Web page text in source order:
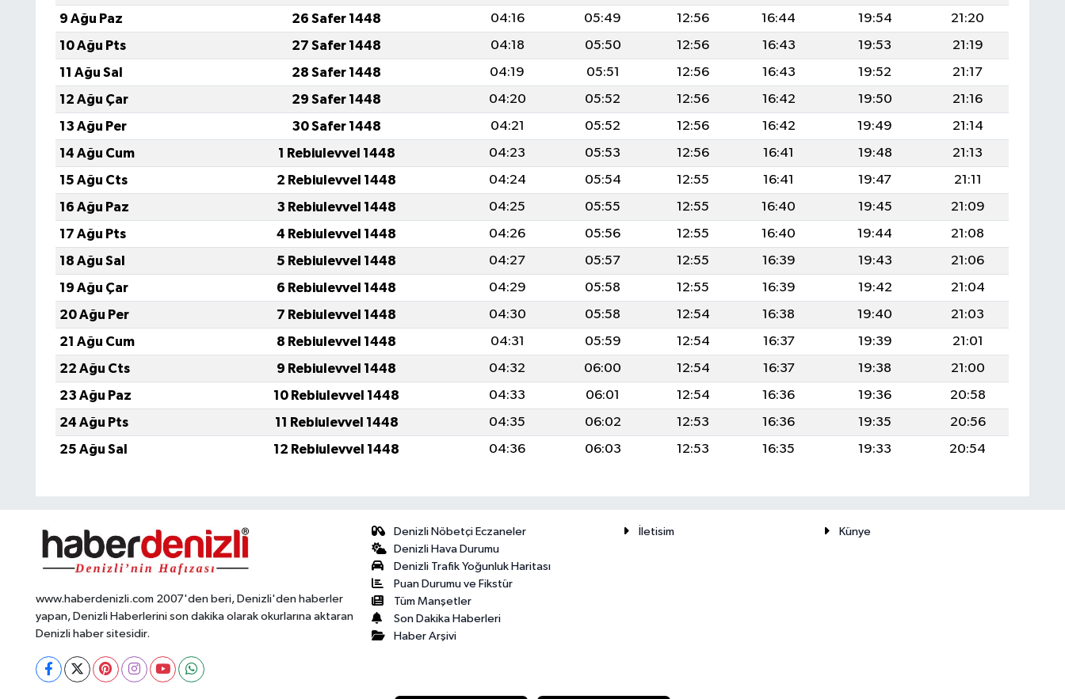
9 Ağu Paz
26 Safer 1448 04:16 05:49 12:56 16:44 19:54
21:20
10 Ağu Pts
27 Safer 1448 04:18 05:50 12:56 16:43 19:53
21:19
11 Ağu Sal
28 Safer 1448 04:19 05:51 12:56 16:43 19:52
21:17
12 Ağu Çar
29 Safer 1448 04:20 05:52 12:56 16:42 19:50
21:16
13 Ağu Per
30 Safer 1448 04:21 05:52 12:56 16:42 19:49
21:14
14 Ağu Cum
1 Rebiulevvel 1448 04:23 05:53 12:56 16:41 19:48
21:13
15 Ağu Cts
2 Rebiulevvel 1448 04:24 05:54 12:55 16:41 19:47
21:11
16 Ağu Paz
3 Rebiulevvel 1448 04:25 05:55 12:55 16:40 19:45
21:09
17 Ağu Pts
4 Rebiulevvel 1448 04:26 05:56 12:55 16:40 19:44
21:08
18 Ağu Sal
5 Rebiulevvel 1448 04:27 05:57 12:55 16:39 19:43
21:06
19 Ağu Çar
6 Rebiulevvel 1448 04:29 05:58 12:55 16:39 19:42
21:04
20 Ağu Per
7 Rebiulevvel 1448 04:30 05:58 12:54 16:38 19:40
21:03
21 Ağu Cum
8 Rebiulevvel 1448 04:31 05:59 12:54 16:37 19:39
21:01
22 Ağu Cts
9 Rebiulevvel 1448 04:32 06:00 12:54 16:37 19:38
21:00
23 Ağu Paz
10 Rebiulevvel 1448 04:33 06:01 12:54 16:36 19:36
20:58
24 Ağu Pts
11 Rebiulevvel 1448 04:35 06:02 12:53 16:36 19:35
20:56
25 Ağu Sal
12 Rebiulevvel 1448 04:36 06:03 12:53 16:35 19:33 20:54
www.haberdenizli.com 2007'den beri, Denizli'den haberler
yapan, Denizli Haberlerini son dakika olarak okurlarına aktaran
Denizli haber sitesidir.
Denizli Nöbetçi Eczaneler
Denizli Hava Durumu
Denizli Trafik Yoğunluk Haritası
Puan Durumu ve Fikstür
Tüm Manşetler
Son Dakika Haberleri
Haber Arşivi
İletisim Künye